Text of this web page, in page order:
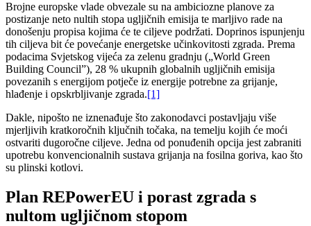
Brojne europske vlade obvezale su na ambiciozne planove za
postizanje neto nultih stopa ugljičnih emisija te marljivo rade na
donošenju propisa kojima će te ciljeve podržati. Doprinos ispunjenju
tih ciljeva bit će povećanje energetske učinkovitosti zgrada. Prema
podacima Svjetskog vijeća za zelenu gradnju („World Green
Building Council”), 28 % ukupnih globalnih ugljičnih emisija
povezanih s energijom potječe iz energije potrebne za grijanje,
hlađenje i opskrbljivanje zgrada.[1]
Dakle, nipošto ne iznenađuje što zakonodavci postavljaju više
mjerljivih kratkoročnih ključnih točaka, na temelju kojih će moći
ostvariti dugoročne ciljeve. Jedna od ponuđenih opcija jest zabraniti
upotrebu konvencionalnih sustava grijanja na fosilna goriva, kao što
su plinski kotlovi.
Plan REPowerEU i porast zgrada s
nultom ugljičnom stopom